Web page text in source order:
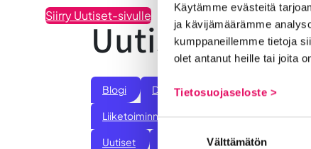
Käytämme evästeitä
ja kävijämäärämme
kumppaneillemme tietoja
olet antanut heille tai joita
Tietosuojaseloste >
Suostumuksen
Välttämätön
Siirry Uutiset-sivulle
Blogi Digitalisaatio Ekosysteemi
Liiketoiminnan valmennukset
Uutiset Vastuullisuus Yrittäjätarinat